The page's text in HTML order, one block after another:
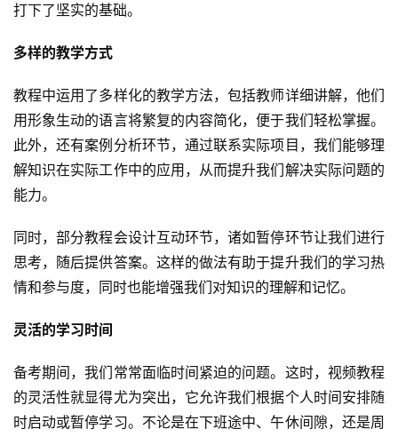
打下了坚实的基础。
多样的教学方式
教程中运用了多样化的教学方法，包括教师详细讲解，他们
用形象生动的语言将繁复的内容简化，便于我们轻松掌握。
此外，还有案例分析环节，通过联系实际项目，我们能够理
解知识在实际工作中的应用，从而提升我们解决实际问题的
能力。
同时，部分教程会设计互动环节，诸如暂停环节让我们进行
思考，随后提供答案。这样的做法有助于提升我们的学习热
情和参与度，同时也能增强我们对知识的理解和记忆。
灵活的学习时间
备考期间，我们常常面临时间紧迫的问题。这时，视频教程
的灵活性就显得尤为突出，它允许我们根据个人时间安排随
时启动或暂停学习。不论是在下班途中、午休间隙，还是周